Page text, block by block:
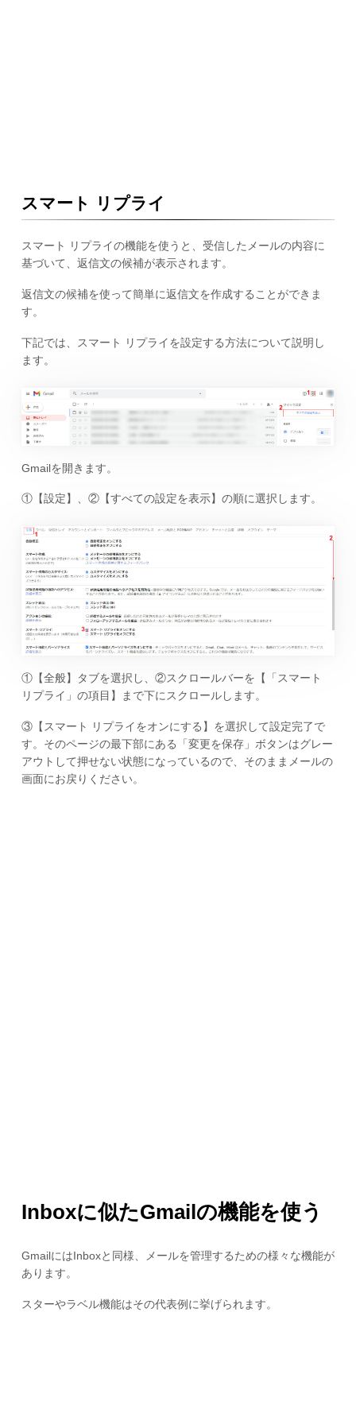
スマート リプライ
スマート リプライの機能を使うと、受信したメールの内容に
基づいて、返信文の候補が表示されます。
返信文の候補を使って簡単に返信文を作成することができま
す。
下記では、スマート リプライを設定する方法について説明し
ます。
Gmailを開きます。
①【設定】、②【すべての設定を表示】の順に選択します。
①【全般】タブを選択し、②スクロールバーを【「スマート
リプライ」の項目】まで下にスクロールします。
③【スマート リプライをオンにする】を選択して設定完了で
す。そのページの最下部にある「変更を保存」ボタンはグレー
アウトして押せない状態になっているので、そのままメールの
画面にお戻りください。
Inboxに似たGmailの機能を使う
GmailにはInboxと同様、メールを管理するための様々な機能が
あります。
スターやラベル機能はその代表例に挙げられます。